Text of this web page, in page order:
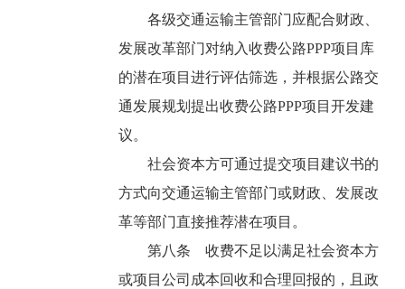
各级交通运输主管部门应配合财政、
发展改革部门对纳入收费公路PPP项目库
的潜在项目进行评估筛选，并根据公路交
通发展规划提出收费公路PPP项目开发建
议。
社会资本方可通过提交项目建议书的
方式向交通运输主管部门或财政、发展改
革等部门直接推荐潜在项目。
第八条 收费不足以满足社会资本方
或项目公司成本回收和合理回报的，且政